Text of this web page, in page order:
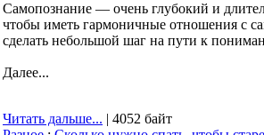
Самопознание — очень глубокий и
чтобы иметь гармоничные отношения с
сделать небольшой шаг на пути к
Далее...
Читать дальше... | 4052 байт